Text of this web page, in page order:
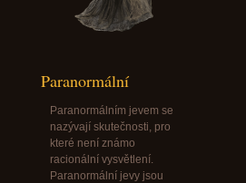
Paranormální
Paranormálním jevem se
nazývají skutečnosti, pro
které není známo
racionální vysvětlení.
Paranormální jevy jsou